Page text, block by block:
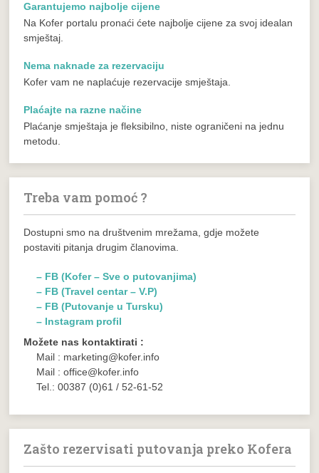
Garantujemo najbolje cijene
Na Kofer portalu pronaći ćete najbolje cijene za svoj idealan
smještaj.
Nema naknade za rezervaciju
Kofer vam ne naplaćuje rezervacije smještaja.
Plaćajte na razne načine
Plaćanje smještaja je fleksibilno, niste ograničeni na jednu
metodu.
Treba vam pomoć ?
Dostupni smo na društvenim mrežama, gdje možete
postaviti pitanja drugim članovima.
– FB (Kofer – Sve o putovanjima)
– FB (Travel centar – V.P)
– FB (Putovanje u Tursku)
– Instagram profil
Možete nas kontaktirati :
Mail : marketing@kofer.info
Mail : office@kofer.info
Tel.: 00387 (0)61 / 52-61-52
Zašto rezervisati putovanja preko Kofera